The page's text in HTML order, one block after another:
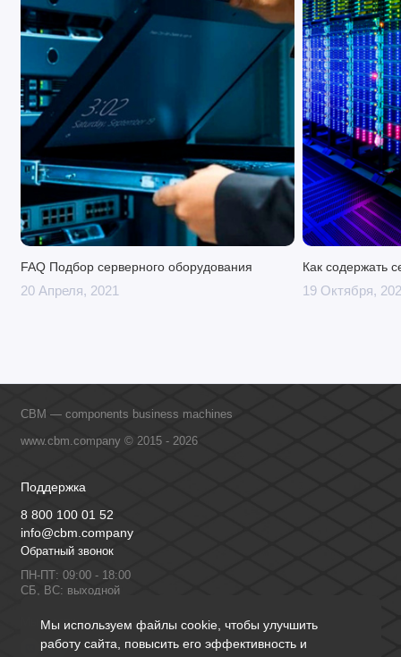
FAQ Подбор серверного оборудования
20 Апреля, 2021
Как содержать
19 Октября,
Мы используем файлы cookie, чтобы улучшить
работу сайта, повысить его эффективность и
CBM — components business machines
www.cbm.company © 2015 - 2026
Поддержка
8 800 100 01 52
info@cbm.company
Обратный звонок
ПН-ПТ: 09:00 - 18:00
СБ, ВС: выходной
Мы в сети